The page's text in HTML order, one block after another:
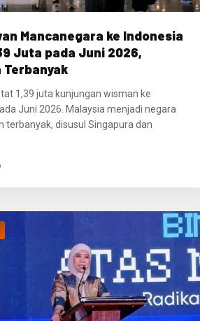
Mancanegara ke Indonesia
Juta pada Juni 2026,
Terbanyak
1,39 juta kunjungan wisman ke
Juni 2026. Malaysia menjadi negara
terbanyak, disusul Singapura dan